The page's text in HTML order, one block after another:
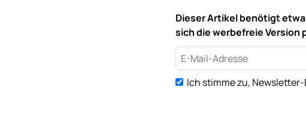
Dieser Artikel benötigt etwa
sich die werbefreie Version
Ich stimme zu,